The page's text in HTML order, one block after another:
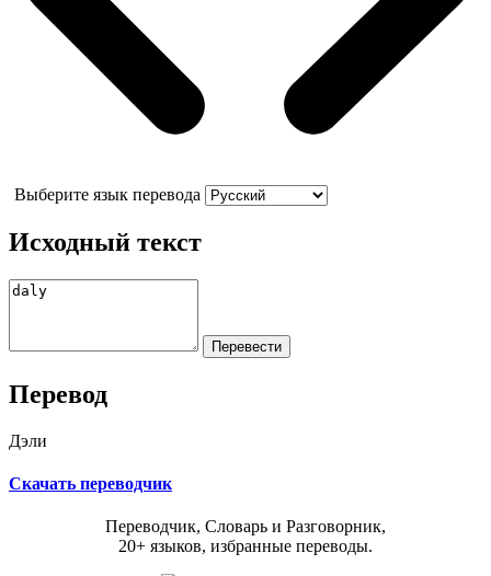
Выберите язык перевода
Исходный текст
Перевод
Дэли
Скачать переводчик
Переводчик, Словарь и Разговорник,
20+ языков, избранные переводы.